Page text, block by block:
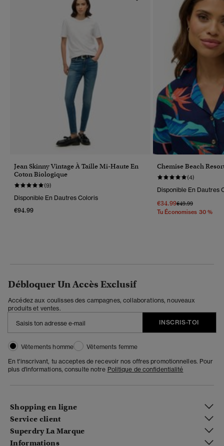
Jean Skinny Vintage À Taille Mi-Haute En
Coton Biologique
(9)
Disponible En Dautres Coloris
€94.99
Chemise Beach
(4)
Disponible En Dautres
€34.99Prix Réduit De
€49.99À
Tu Économises 30 %
Débloquer Un Accès Exclusif
Accédez aux coulisses des campagnes, collaborations, nouveaux
produits et ventes.
INSCRIS-TOI
Vêtements homme
Vêtements femme
En t'inscrivant, tu acceptes de recevoir nos offres promotionnelles. Pour
plus d'informations, consulte notre Politique de confidentialité
Shopping en ligne
Service client
Superdry La Marque
Informations